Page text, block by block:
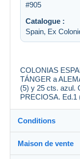
#905
Catalogue :
Spain, Ex
COLONIAS
TÁNGER a
(5) y 25 cts. azul.
PRECIOSA. Ed.1
Conditions
Maison de vente